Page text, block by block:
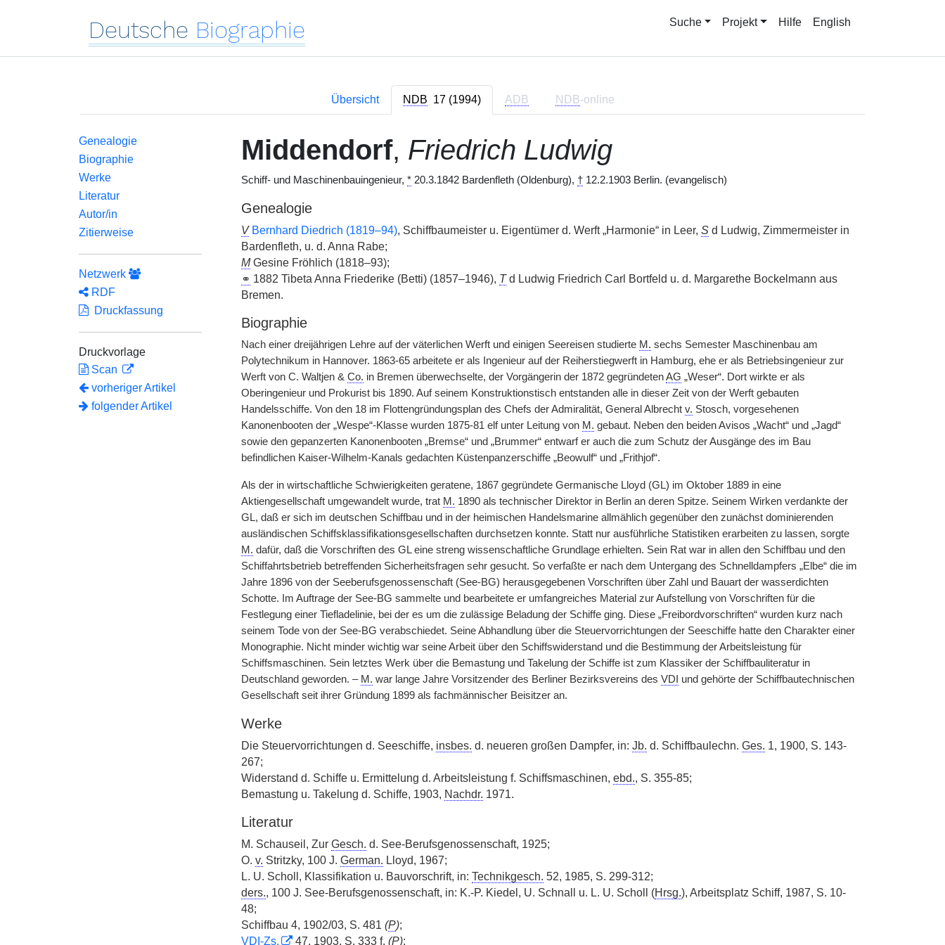
Deutsche Biographie Suche Projekt Hilfe English
Übersicht NDB 17 (1994) ADB NDB-online
Genealogie
Biographie
Werke
Literatur
Autor/in
Zitierweise
Netzwerk
RDF
Druckfassung
Druckvorlage
Scan
vorheriger Artikel
folgender Artikel
Middendorf, Friedrich Ludwig
Schiff- und Maschinenbauingenieur, *20.3.1842 Bardenfleth (Oldenburg), †12.2.1903 Berlin. (evangelisch)
Genealogie
V Bernhard Diedrich (1819–94), Schiffbaumeister u. Eigentümer d. Werft „Harmonie“ in Leer, Sd Ludwig, Zimmermeister in
Bardenfleth, u. d. Anna Rabe;
MGesine Fröhlich (1818–93);
⚭ 1882 Tibeta Anna Friederike (Betti) (1857–1946), Td Ludwig Friedrich Carl Bortfeld u. d. Margarethe Bockelmann aus
Bremen.
Biographie
Nach einer dreijährigen Lehre auf der väterlichen Werft und einigen Seereisen studierte M. sechs Semester Maschinenbau am
Polytechnikum in Hannover. 1863-65 arbeitete er als Ingenieur auf der Reiherstiegwerft in Hamburg, ehe er als Betriebsingenieur zur
Werft von C. Waltjen & Co. in Bremen überwechselte, der Vorgängerin der 1872 gegründetenAG „Weser“. Dort wirkte er als
Oberingenieur und Prokurist bis 1890. Auf seinem Konstruktionstisch entstanden alle in dieser Zeit von der Werft gebauten
Handelsschiffe. Von den 18 im Flottengründungsplan des Chefs der Admiralität, General Albrecht v. Stosch, vorgesehenen
Kanonenbooten der „Wespe“-Klasse wurden 1875-81 elf unter Leitung von M. gebaut. Neben den beiden Avisos „Wacht“ und „Jagd“
sowie den gepanzerten Kanonenbooten „Bremse“ und „Brummer“ entwarf er auch die zum Schutz der Ausgänge des im Bau
befindlichen Kaiser-Wilhelm-Kanals gedachten Küstenpanzerschiffe „Beowulf“ und „Frithjof“.
Als der in wirtschaftliche Schwierigkeiten geratene, 1867 gegründete Germanische Lloyd (GL) im Oktober 1889 in eine
Aktiengesellschaft umgewandelt wurde, trat M. 1890 als technischer Direktor in Berlin an deren| Spitze. Seinem Wirken verdankte der
GL, daß er sich im deutschen Schiffbau und in der heimischen Handelsmarine allmählich gegenüber den zunächst dominierenden
ausländischen Schiffsklassifikationsgesellschaften durchsetzen konnte. Statt nur ausführliche Statistiken erarbeiten zu lassen, sorgte
M. dafür, daß die Vorschriften des GL eine streng wissenschaftliche Grundlage erhielten. Sein Rat war in allen den Schiffbau und den
Schiffahrtsbetrieb betreffenden Sicherheitsfragen sehr gesucht. So verfaßte er nach dem Untergang des Schnelldampfers „Elbe“ die im
Jahre 1896 von der Seeberufsgenossenschaft (See-BG) herausgegebenen Vorschriften über Zahl und Bauart der wasserdichten
Schotte. Im Auftrage der See-BG sammelte und bearbeitete er umfangreiches Material zur Aufstellung von Vorschriften für die
Festlegung einer Tiefladelinie, bei der es um die zulässige Beladung der Schiffe ging. Diese „Freibordvorschriften“ wurden kurz nach
seinem Tode von der See-BG verabschiedet. Seine Abhandlung über die Steuervorrichtungen der Seeschiffe hatte den Charakter einer
Monographie. Nicht minder wichtig war seine Arbeit über den Schiffswiderstand und die Bestimmung der Arbeitsleistung für
Schiffsmaschinen. Sein letztes Werk über die Bemastung und Takelung der Schiffe ist zum Klassiker der Schiffbauliteratur in
Deutschland geworden. – M. war lange Jahre Vorsitzender des Berliner Bezirksvereins des VDI
und gehörte der Schiffbautechnischen
Gesellschaft seit ihrer Gründung 1899 als fachmännischer Beisitzer an.
Werke
Die Steuervorrichtungen d. Seeschiffe, insbes. d. neueren großen Dampfer, in: Jb. d. Schiffbaulechn. Ges. 1, 1900, S. 143-
267;
Widerstand d. Schiffe u. Ermittelung d. Arbeitsleistung f. Schiffsmaschinen, ebd., S. 355-85;
Bemastung u. Takelung d. Schiffe, 1903, Nachdr. 1971.
Literatur
M. Schauseil, Zur Gesch. d. See-Berufsgenossenschaft, 1925;
O. v. Stritzky, 100 J. German. Lloyd, 1967;
L. U. Scholl, Klassifikation u. Bauvorschrift, in: Technikgesch. 52, 1985, S. 299-312;
ders., 100 J. See-Berufsgenossenschaft, in: K.-P. Kiedel, U. Schnall u. L. U. Scholl (Hrsg.), Arbeitsplatz Schiff, 1987, S. 10-
48;
Schiffbau 4, 1902/03, S. 481 (P);
VDI-Zs.
47, 1903, S. 333 f. (P);